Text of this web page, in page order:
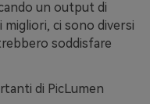
un output di
ci sono diversi
soddisfare
di PicLumen